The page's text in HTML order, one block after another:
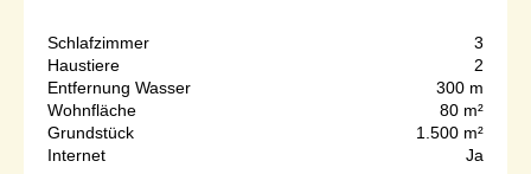
Schlafzimmer
3
Haustiere
2
Entfernung Wasser
300 m
Wohnfläche
80 m²
Grundstück
1.500 m²
Internet
Ja